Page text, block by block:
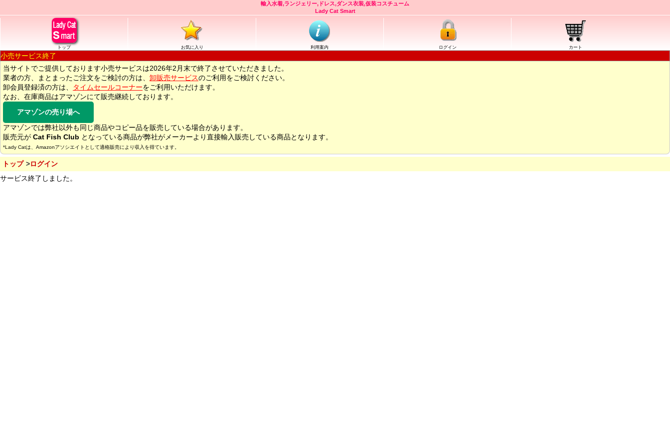
輸入水着,ランジェリー,ドレス,ダンス衣装,仮装コスチューム
Lady Cat Smart
トップ お気に入り 利用案内 ログイン カート
小売サービス終了
当サイトでご提供しております小売サービスは2026年2月末で終了させていただきました。
業者の方、まとまったご注文をご検討の方は、 卸販売サービスのご利用をご検討ください。
卸会員登録済の方は、
タイムセールコーナーをご利用いただけます。
なお、在庫商品はアマゾンにて販売継続しております。
アマゾンの売り場へ
アマゾンでは弊社以外も同じ商品やコピー品を販売している場合があります。
販売元が Cat Fish Club となっている商品が弊社がメーカーより直接輸入販売している商品となります。
*Lady Catは、Amazonアソシエイトとして適格販売により収入を得ています。
トップ
ログイン
サービス終了しました。